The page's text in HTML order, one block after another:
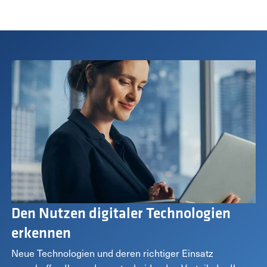
Den Nutzen digitaler Technologien
erkennen
Neue Technologien und deren richtiger Einsatz